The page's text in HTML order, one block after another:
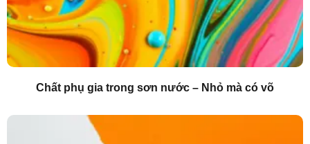
Chất phụ gia trong sơn nước – Nhỏ mà có võ